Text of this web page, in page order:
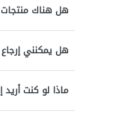
هل هناك منتجات
هل يمكنني
ماذا لو كنت أريد إرجاع منتج